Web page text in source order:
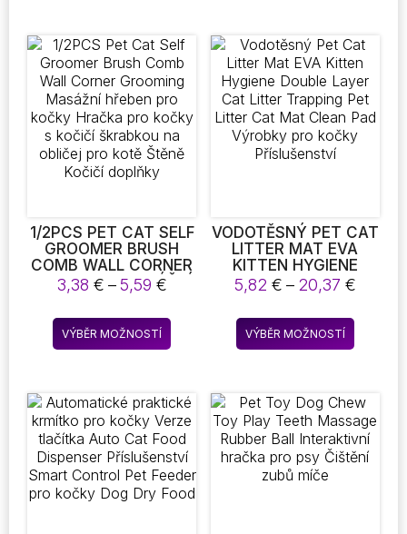
NA ODSTRAŇOVÁNÍ
SRSTI
variant.
lze
vybrat
na
stránce
1/2PCS PET CAT SELF
GROOMER BRUSH
COMB WALL CORNER
GROOMING MASÁŽNÍ
HŘEBEN PRO KOČKY
HRAČKA PRO KOČKY
S KOČIČÍ ŠKRABKOU
NA OBLIČEJ PRO
3,38 € – 5,59 €Rozpětí
3,38 €
až
VÝBĚR MOŽNOSTÍ
Tento
produkt
variant.
Možnosti
lze
vybrat
na
VODOTĚSNÝ PET CAT
LITTER MAT EVA
KITTEN HYGIENE
DOUBLE LAYER CAT
LITTER TRAPPING
PET LITTER CAT MAT
CLEAN PAD VÝROBKY
PRO KOČKY
5,82 € – 20,37 €
VÝBĚR MOŽNOSTÍ
Tento
produkt
variant.
lze
vybrat